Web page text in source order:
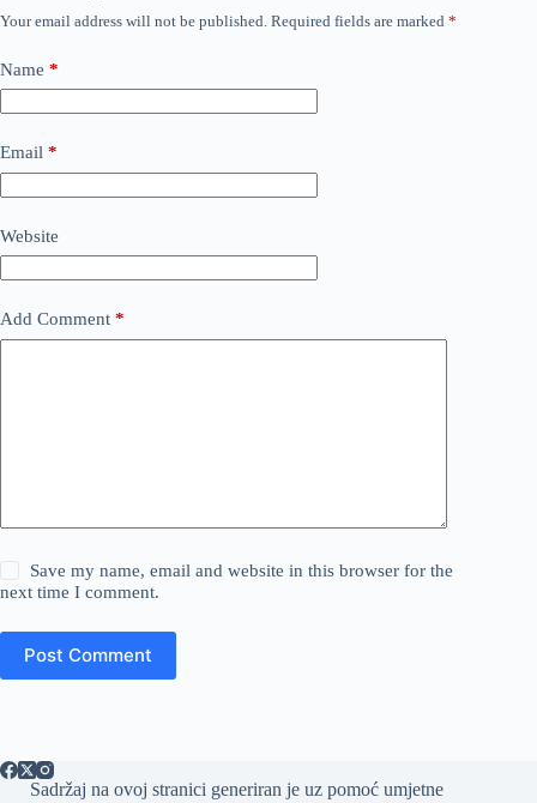
Your email address will not be published. Required fields are marked *
Name *
Email *
Website
Add Comment *
Save my name, email and website in this browser for the
next time I comment.
Post Comment
Sadržaj na ovoj stranici generiran je uz pomoć umjetne